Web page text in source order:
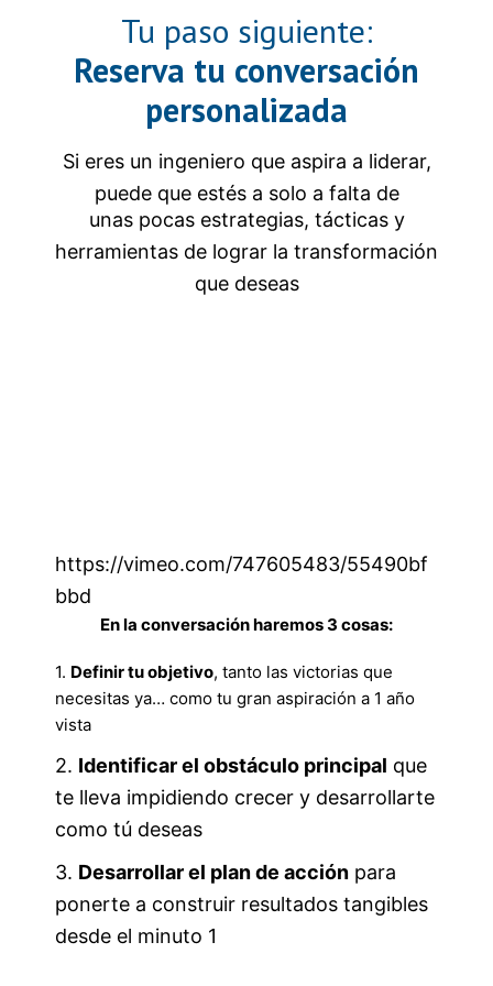
Tu paso siguiente:
Reserva tu conversación
personalizada
Si eres un ingeniero que aspira a liderar,
puede que estés a solo a falta de
unas pocas estrategias, tácticas y
herramientas de lograr la transformación
que deseas
https://vimeo.com/747605483/55490bf
bbd
En la conversación haremos 3 cosas:
1. Definir tu objetivo, tanto las victorias que
necesitas ya… como tu gran aspiración a 1 año
vista
2. Identificar el obstáculo principal que
te lleva impidiendo crecer y desarrollarte
como tú deseas
3. Desarrollar el plan de acción para
ponerte a construir resultados tangibles
desde el minuto 1